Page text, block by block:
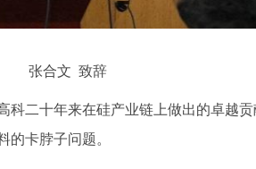
张合文 致辞
二十年来在硅产业链上做出的卓越
的卡脖子问题。